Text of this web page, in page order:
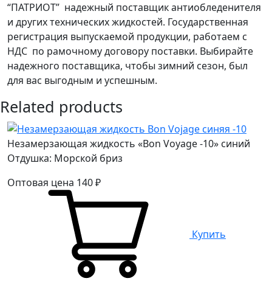
“ПАТРИОТ” надежный поставщик антиобледенителя
и других технических жидкостей. Государственная
регистрация выпускаемой продукции, работаем с
НДС по рамочному договору поставки. Выбирайте
надежного поставщика, чтобы зимний сезон, был
для вас выгодным и успешным.
Related products
Незамерзающая жидкость «Bon Voyage -10» синий
Отдушка: Морской бриз
Оптовая цена 140₽
Купить